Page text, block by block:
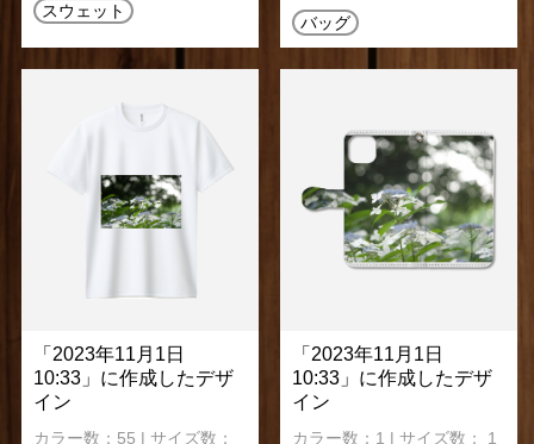
スウェット
バッグ
「2023年11月1日
10:33」に作成したデザ
イン
カラー数：55 | サイズ数：
「2023年11月1日
10:33」に作成したデザ
イン
カラー数：1 | サイズ数： 1